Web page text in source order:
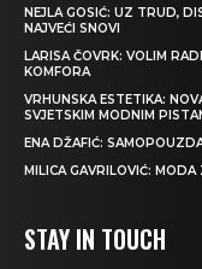
NEJLA GOSIĆ: UZ TRUD,
NAJVEĆI SNOVI
LARISA ČOVRK: VOLIM
KOMFORA
VRHUNSKA ESTETIKA:
SVJETSKIM MODNIM
ENA DŽAFIĆ:
MILICA GAVRILOVIĆ:
STAY IN TOUCH